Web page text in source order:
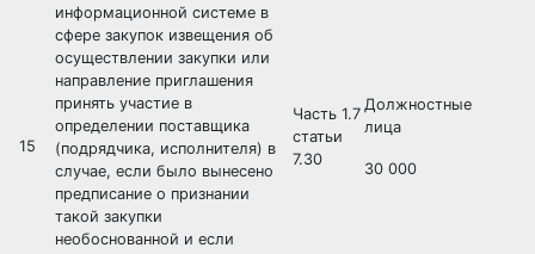
15
информационной системе в
сфере закупок извещения об
осуществлении закупки или
направление приглашения
принять участие в
определении поставщика
(подрядчика, исполнителя) в
случае, если было вынесено
предписание о признании
такой закупки
необоснованной и если
Часть 1.7
статьи
7.30
Должностные
лица
30 000